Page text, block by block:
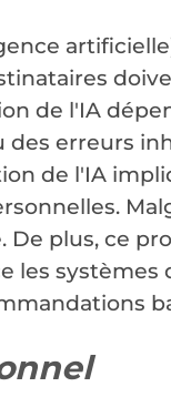
de l'IA
erreurs
de l'IA
plus, ce
les